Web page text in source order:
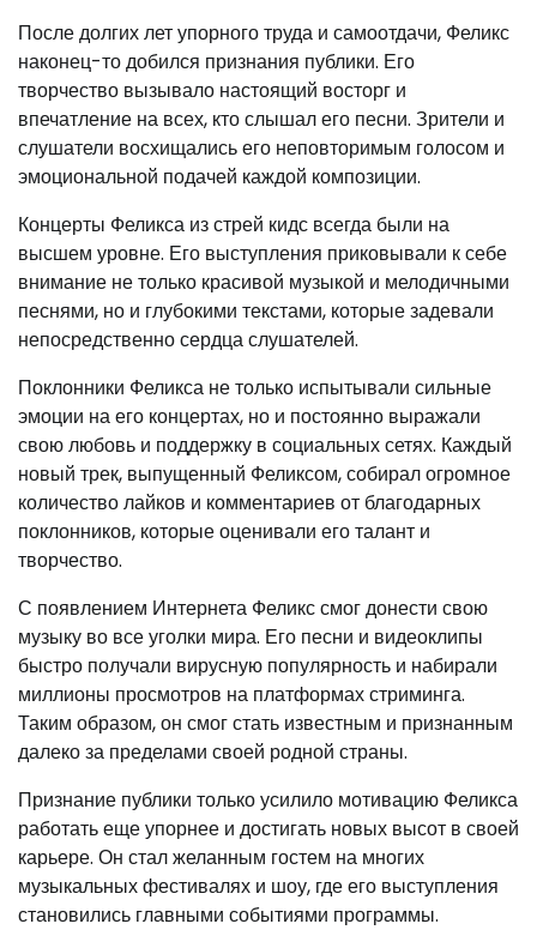
После долгих лет упорного труда и самоотдачи, Феликс
наконец-то добился признания публики. Его
творчество вызывало настоящий восторг и
впечатление на всех, кто слышал его песни. Зрители и
слушатели восхищались его неповторимым голосом и
эмоциональной подачей каждой композиции.
Концерты Феликса из стрей кидс всегда были на
высшем уровне. Его выступления приковывали к себе
внимание не только красивой музыкой и мелодичными
песнями, но и глубокими текстами, которые задевали
непосредственно сердца слушателей.
Поклонники Феликса не только испытывали сильные
эмоции на его концертах, но и постоянно выражали
свою любовь и поддержку в социальных сетях. Каждый
новый трек, выпущенный Феликсом, собирал огромное
количество лайков и комментариев от благодарных
поклонников, которые оценивали его талант и
творчество.
С появлением Интернета Феликс смог донести свою
музыку во все уголки мира. Его песни и видеоклипы
быстро получали вирусную популярность и набирали
миллионы просмотров на платформах стриминга.
Таким образом, он смог стать известным и признанным
далеко за пределами своей родной страны.
Признание публики только усилило мотивацию Феликса
работать еще упорнее и достигать новых высот в своей
карьере. Он стал желанным гостем на многих
музыкальных фестивалях и шоу, где его выступления
становились главными событиями программы.